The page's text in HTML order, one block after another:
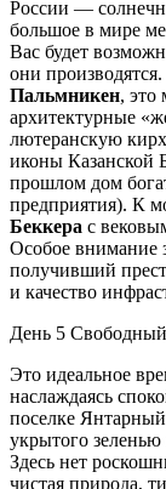
России —
большое в мире
Вас будет
они
Пальмникен, это
архитектурные
лютеранскую
иконы Казанской
прошлом дом
предприятия). К
Беккера с
Особое внимание
получивший
и качество
День 5
Это идеальное
наслаждаясь
поселке
укрытого зеленью
Здесь нет
чистая природа,